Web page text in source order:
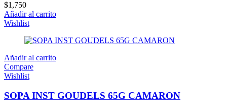
$1,750
Añadir al carrito
Wishlist
Añadir al carrito
Compare
Wishlist
SOPA INST GOUDELS 65G CAMARON